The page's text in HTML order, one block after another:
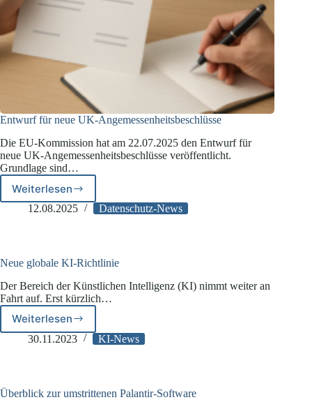
Entwurf für neue UK-Angemessenheitsbeschlüsse
Die EU-Kommission hat am 22.07.2025 den Entwurf für
neue UK-Angemessenheitsbeschlüsse veröffentlicht.
Grundlage sind…
Weiterlesen
Entwurf
für
12.08.2025 Datenschutz-News
Neue globale KI-Richtlinie
Der Bereich der Künstlichen Intelligenz (KI) nimmt weiter an
Fahrt auf. Erst kürzlich…
Weiterlesen
Neue
globale
30.11.2023 KI-News
Überblick zur umstrittenen Palantir-Software